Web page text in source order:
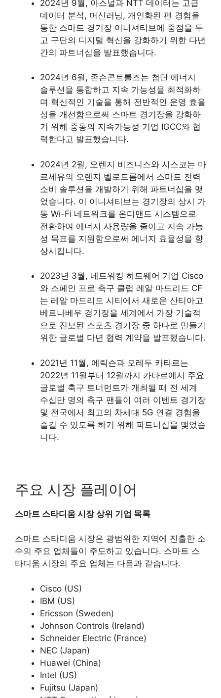
2024년 9월, 아스널과 NTT 데이터는 고급
데이터 분석, 머신러닝, 개인화된 팬 경험을
통한 스마트 경기장 이니셔티브에 중점을 두
고 구단의 디지털 혁신을 강화하기 위한 다년
간의 파트너십을 발표했습니다.
2024년 6월, 존슨콘트롤즈는 첨단 에너지
솔루션을 통합하고 지속 가능성을 최적화하
며 혁신적인 기술을 통해 전반적인 운영 효율
성을 개선함으로써 스마트 경기장을 강화하
기 위해 중동의 지속가능성 기업 IGCC와 협
력한다고 발표했습니다.
2024년 2월, 오렌지 비즈니스와 시스코는 마
르세유의 오렌지 벨로드롬에서 스마트 전력
소비 솔루션을 개발하기 위해 파트너십을 맺
었습니다. 이 이니셔티브는 경기장의 상시 가
동 Wi-Fi 네트워크를 온디맨드 시스템으로
전환하여 에너지 사용량을 줄이고 지속 가능
성 목표를 지원함으로써 에너지 효율성을 향
상시킵니다.
2023년 3월, 네트워킹 하드웨어 기업 Cisco
와 스페인 프로 축구 클럽 레알 마드리드 CF
는 레알 마드리드 시티에서 새로운 산티아고
베르나베우 경기장을 세계에서 가장 기술적
으로 진보된 스포츠 경기장 중 하나로 만들기
위한 글로벌 다년 협력 계약을 발표했습니다.
2021년 11월, 에릭슨과 오레두 카타르는
2022년 11월부터 12월까지 카타르에서 주요
글로벌 축구 토너먼트가 개최될 때 전 세계
수십만 명의 축구 팬들이 여러 이벤트 경기장
및 전국에서 최고의 차세대 5G 연결 경험을
즐길 수 있도록 하기 위해 파트너십을 맺었습
니다.
주요 시장 플레이어
스마트 스타디움 시장 상위 기업 목록
스마트 스타디움 시장은 광범위한 지역에 진출한 소
수의 주요 업체들이 주도하고 있습니다. 스마트 스
타디움 시장의 주요 업체는 다음과 같습니다.
Cisco (US)
IBM (US)
Ericsson (Sweden)
Johnson Controls (Ireland)
Schneider Electric (France)
NEC (Japan)
Huawei (China)
Intel (US)
Fujitsu (Japan)